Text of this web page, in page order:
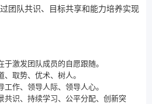
团队共识、目标共享和能力培养实现
激发团队成员的自愿跟随。
取势、优术、树人。
作、领导人际、领导人心。
共识、持续学习、公平分配、创新突